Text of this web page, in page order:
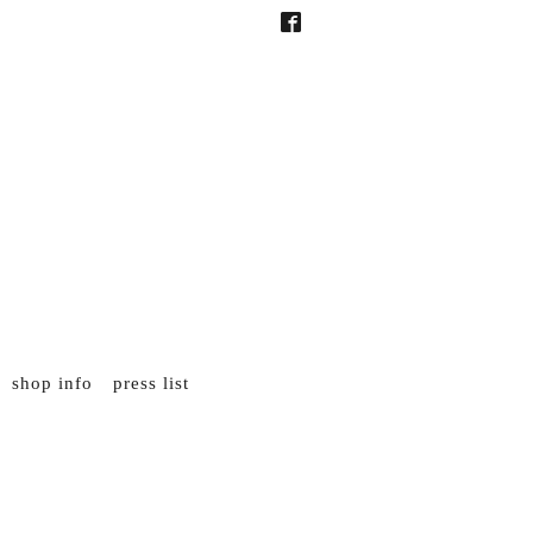
shop info press list